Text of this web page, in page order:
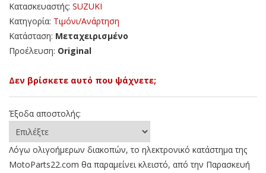
Κατασκευαστής: SUZUKI
Κατηγορία: Τιμόνι/Ανάρτηση
Κατάσταση: Μεταχειρισμένο
Προέλευση: Original
Δεν βρίσκετε αυτό που ψάχνετε;
Έξοδα αποστολής:
Λόγω ολιγοήμερων διακοπών, το ηλεκτρονικό κατάστημα της
MotoParts22.com θα παραμείνει κλειστό, από την Παρασκευή